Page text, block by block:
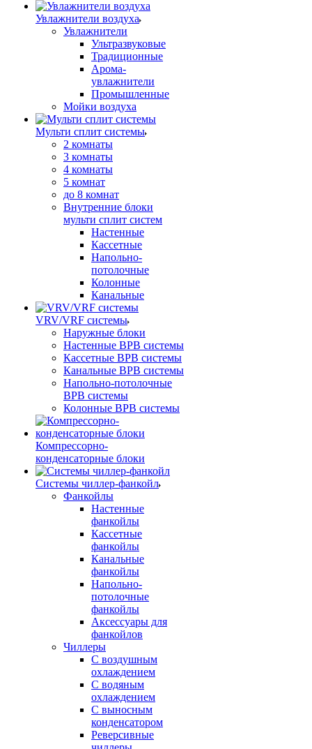
Увлажнители воздуха
Увлажнители
Ультразвуковые
Традиционные
Арома-
увлажнители
Промышленные
Мойки воздуха
Мульти сплит системы
2 комнаты
3 комнаты
4 комнаты
5 комнат
до 8 комнат
Внутренние блоки
мульти сплит систем
Настенные
Кассетные
Напольно-
потолочные
Колонные
Канальные
VRV/VRF системы
Наружные блоки
Настенные ВРВ системы
Кассетные ВРВ системы
Канальные ВРВ системы
Напольно-потолочные
ВРВ системы
Колонные ВРВ системы
Компрессорно-
конденсаторные блоки
Системы чиллер-фанкойл
Фанкойлы
Настенные
фанкойлы
Кассетные
фанкойлы
Канальные
фанкойлы
Напольно-
потолочные
фанкойлы
Аксессуары для
фанкойлов
Чиллеры
С воздушным
охлаждением
С водяным
охлаждением
С выносным
конденсатором
Реверсивные